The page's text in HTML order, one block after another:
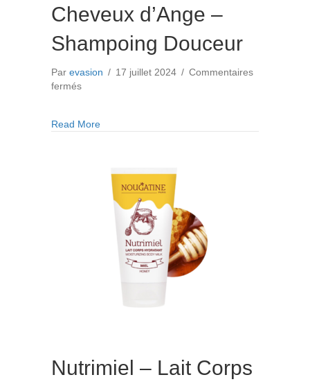
Cheveux d’Ange –
Shampoing Douceur
Par evasion / 17 juillet 2024 / Commentaires
ferméssur
–
Read Moreabout Cheveux d’Ange – Shampoing Douceur
Nutrimiel – Lait Corps